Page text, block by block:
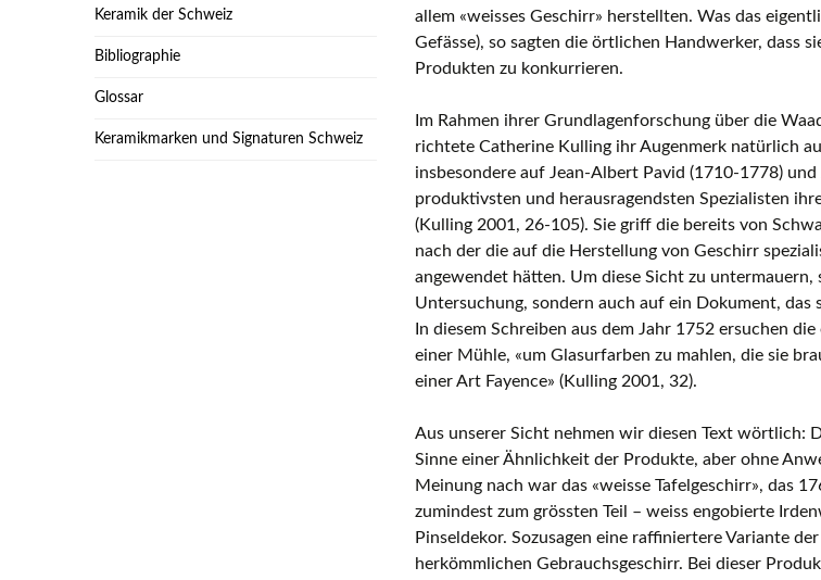
allem «weisses Geschirr» herstellten. Was das
Gefässe), so sagten die örtlichen Handwerker, dass
Produkten zu konkurrieren.
Im Rahmen ihrer Grundlagenforschung über die
richtete Catherine Kulling ihr Augenmerk natürlich
insbesondere auf Jean-Albert Pavid (1710-1778)
produktivsten und herausragendsten Spezialisten
(Kulling 2001, 26-105). Sie griff die bereits von
nach der die auf die Herstellung von Geschirr
angewendet hätten. Um diese Sicht zu
Untersuchung, sondern auch auf ein Dokument,
In diesem Schreiben aus dem Jahr 1752 ersuchen
einer Mühle, «um Glasurfarben zu mahlen, die sie
einer Art Fayence» (Kulling 2001, 32).
Aus unserer Sicht nehmen wir diesen Text wörtlich:
Sinne einer Ähnlichkeit der Produkte, aber ohne
Meinung nach war das «weisse Tafelgeschirr», das
zumindest zum grössten Teil – weiss engobierte
Pinseldekor. Sozusagen eine raffiniertere Variante
herkömmlichen Gebrauchsgeschirr. Bei dieser
Keramik der Schweiz
Bibliographie
Glossar
Keramikmarken und Signaturen Schweiz